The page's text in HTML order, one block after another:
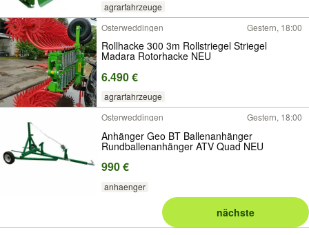
agrarfahrzeuge
Osterweddingen
Gestern, 18:00
Rollhacke 300 3m Rollstriegel Striegel
Madara Rotorhacke NEU
6.490 €
agrarfahrzeuge
Osterweddingen
Gestern, 18:00
Anhänger Geo BT Ballenanhänger
Rundballenanhänger ATV Quad NEU
990 €
anhaenger
nächste